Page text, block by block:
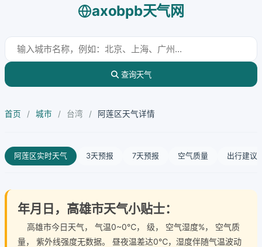
axobpb天气网
查询天气
首页 / 城市 / 台湾 / 阿莲区天气详情
阿莲区实时天气 3天预报 7天预报 空气质量 出行建议
年月日，高雄市天气小贴士：
高雄市今日天气， 气温0~0℃， 级， 空气湿度%， 空气质
量， 紫外线强度无数据。 昼夜温差达0℃，湿度伴随气温波动